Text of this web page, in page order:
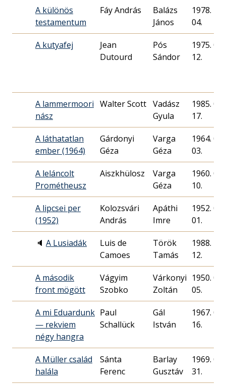
A különös
testamentum
Fáy András
Balázs
János
1978. 12.
04.
A kutyafej
Jean
Dutourd
Pós
Sándor
1975. 07.
12.
A lammermoori
nász
Walter Scott Vadász
Gyula
1985. 03.
17.
A láthatatlan
ember (1964)
Gárdonyi
Géza
Varga
Géza
1964. 06.
03.
A leláncolt
Prométheusz
Aiszkhülosz
Varga
Géza
1960. 03.
10.
A lipcsei per
(1952)
Kolozsvári
András
Apáthi
Imre
1952. 07.
01.
🔈 A Lusiadák
Luis de
Camoes
Török
Tamás
1988. 11.
12.
A második
front mögött
Vágyim
Szobko
Várkonyi
Zoltán
1950. 05.
05.
A mi Eduardunk
— rekviem
négy hangra
Paul
Schallück
Gál
István
1967. 04.
16.
A Müller család
halála
Sánta
Ferenc
Barlay
Gusztáv
1969. 03.
31.